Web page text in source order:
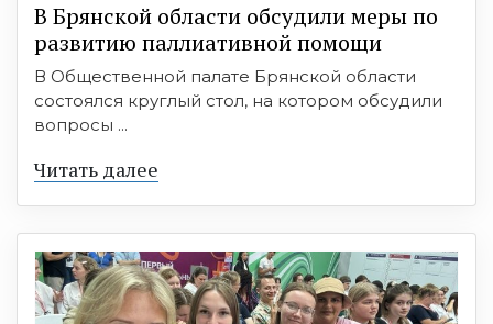
В Брянской области обсудили меры по
развитию паллиативной помощи
В Общественной палате Брянской области
состоялся круглый стол, на котором обсудили
вопросы ...
Читать далее